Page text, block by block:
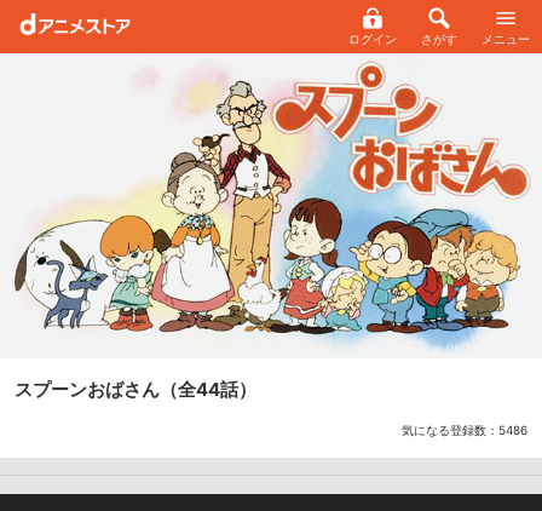
ログイン さがす メニュー
スプーンおばさん （全44話）
気になる登録数： 5486